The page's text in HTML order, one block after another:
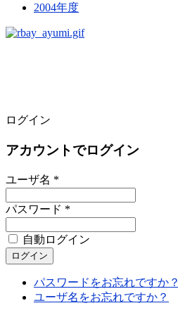
2004年度
ログイン
アカウントでログイン
ユーザ名 *
パスワード *
自動ログイン
パスワードをお忘れですか？
ユーザ名をお忘れですか？